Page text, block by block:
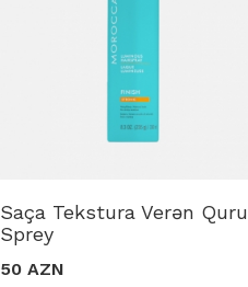
Saça Tekstura Verən Quru
Sprey
50 AZN